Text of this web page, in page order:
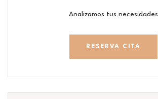
Analizamos tus necesidades
RESERVA CITA